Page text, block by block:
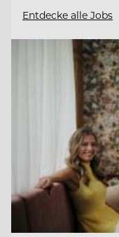
Entdecke alle Jobs